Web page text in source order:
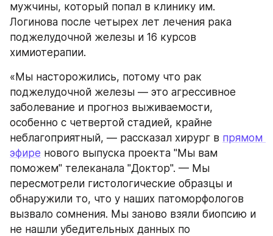
мужчины, который попал в клинику им.
Логинова после четырех лет лечения рака
поджелудочной железы и 16 курсов
химиотерапии.
«Мы насторожились, потому что рак
поджелудочной железы — это агрессивное
заболевание и прогноз выживаемости,
особенно с четвертой стадией, крайне
неблагоприятный, — рассказал хирург в прямом
эфире нового выпуска проекта "Мы вам
поможем" телеканала "Доктор". — Мы
пересмотрели гистологические образцы и
обнаружили то, что у наших патоморфологов
вызвало сомнения. Мы заново взяли биопсию и
не нашли убедительных данных по